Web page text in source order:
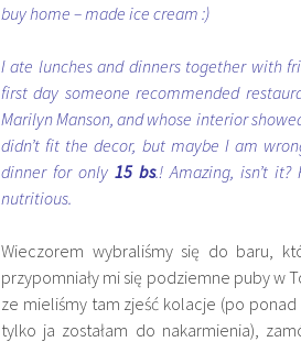
buy home – made ice cream :)
I ate lunches and dinners together with
first day someone recommended
Marilyn Manson, and whose interior
didn’t fit the decor, but maybe I am
dinner for only15 bs.! Amazing, isn’t
nutritious.
Wieczorem wybraliśmy się do baru,
przypomniały mi się podziemne puby w
ze mieliśmy tam zjeść kolacje (po
tylko ja zostałam do nakarmienia),